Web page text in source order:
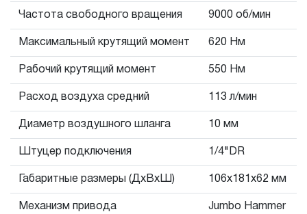
Частота свободного вращения 9000 об/мин
Максимальный крутящий момент 620 Нм
Рабочий крутящий момент 550 Нм
Расход воздуха средний 113 л/мин
Диаметр воздушного шланга 10 мм
Штуцер подключения 1/4"DR
Габаритные размеры (ДхВхШ) 106х181х62 мм
Механизм привода Jumbo Hammer
при условии соблюдения покупателем (потребителем)
правил эксплуатации, обслуживания, транспортировки
монтажного инструмента.
2. Понятие «ОГРАНИЧЕННАЯ ГАРАНТИЯ»
2.1 На инструмент, имеющий в своей конструкции
КИНЕМАТИЧЕСКУЮ СХЕМУ (МЕХАНИЗМ)
распространяется понятие «ограниченной гарантии», в
связанным с повышенным износом при использовании
скачать релиз